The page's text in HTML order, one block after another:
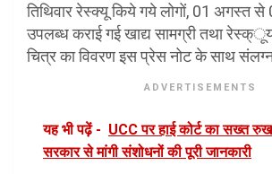
तिथिवार रेस्क्यू किये गये लोगों, 01 अगस्त
उपलब्ध कराई गई खाद्य सामग्री तथा
चित्र का विवरण इस प्रेस नोट के साथ
ADVERTISEMENTS
यह भी पढ़ें - UCC पर हाई कोर्ट का सख्त
सरकार से मांगी संशोधनों की पूरी जानकारी